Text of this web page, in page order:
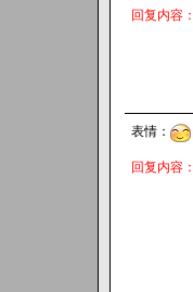
回复内容：
表情：
回复内容：